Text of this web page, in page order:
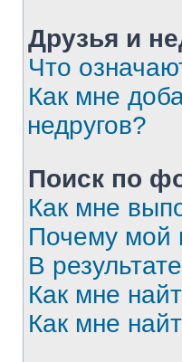
Друзья и
Что
Как мне
недругов?
Поиск по
Как мне
Почему мой
В
Как мне
Как мне